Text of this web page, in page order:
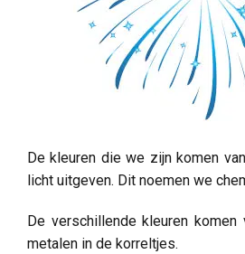
De kleuren die we zijn komen
licht uitgeven. Dit noemen we
De verschillende kleuren
metalen in de korreltjes.